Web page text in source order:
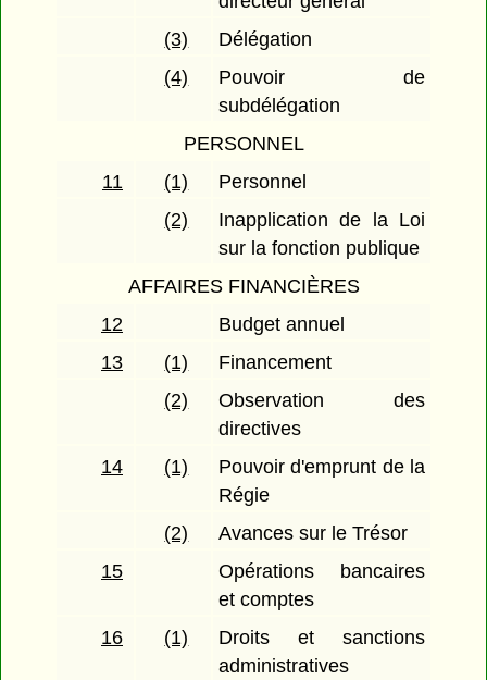
(3)
Délégation
(4)
Pouvoir de
subdélégation
PERSONNEL
11
(1)
Personnel
(2)
Inapplication de la Loi
sur la fonction publique
AFFAIRES FINANCIÈRES
12
Budget annuel
13
(1)
Financement
(2)
Observation des
directives
14
(1)
Pouvoir d'emprunt de la
Régie
(2)
Avances sur le Trésor
15
Opérations bancaires
et comptes
16
(1)
Droits et sanctions
administratives